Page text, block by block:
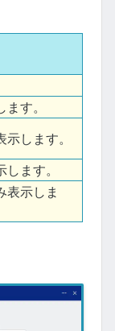
す。
します。
ます。
表示しま